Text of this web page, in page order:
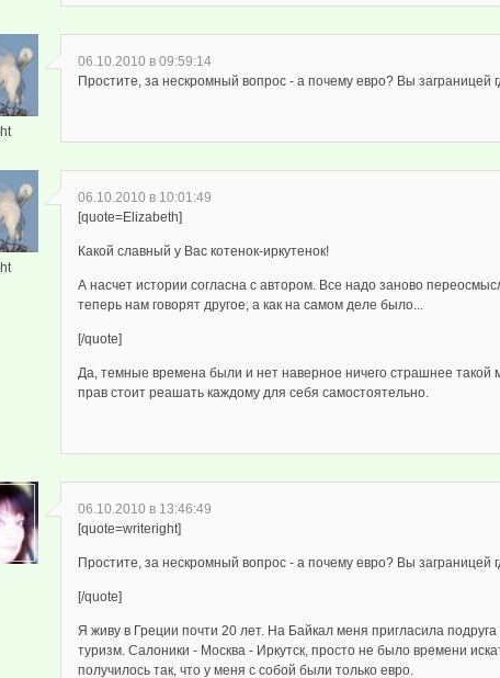
06.10.2010 в 09:59:14
Простите, за нескромный вопрос - а почему евро? Вы заграницей
06.10.2010 в 10:01:49
[quote=Elizabeth]
Какой славный у Вас котенок-иркутенок!
А насчет истории согласна с автором. Все надо заново
теперь нам говорят другое, а как на самом деле было...
[/quote]
Да, темные времена были и нет наверное ничего страшнее такой
прав стоит реашать каждому для себя самостоятельно.
06.10.2010 в 13:46:49
[quote=writeright]
Простите, за нескромный вопрос - а почему евро? Вы заграницей
[/quote]
Я живу в Греции почти 20 лет. На Байкал меня пригласила
туризм. Салоники - Москва - Иркутск, просто не было времени
получилось так, что у меня с собой были только евро.